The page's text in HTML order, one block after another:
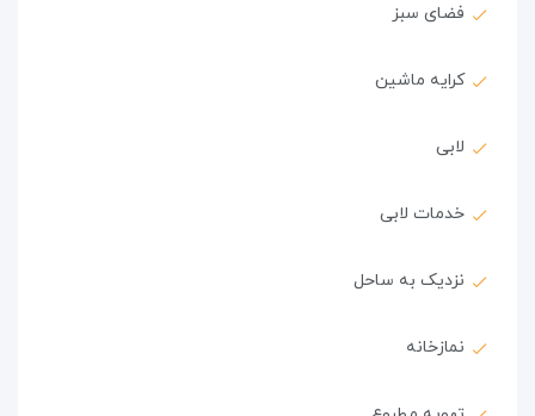
فضای سبز
کرایه ماشین
لابی
خدمات لابی
نزدیک به ساحل
نمازخانه